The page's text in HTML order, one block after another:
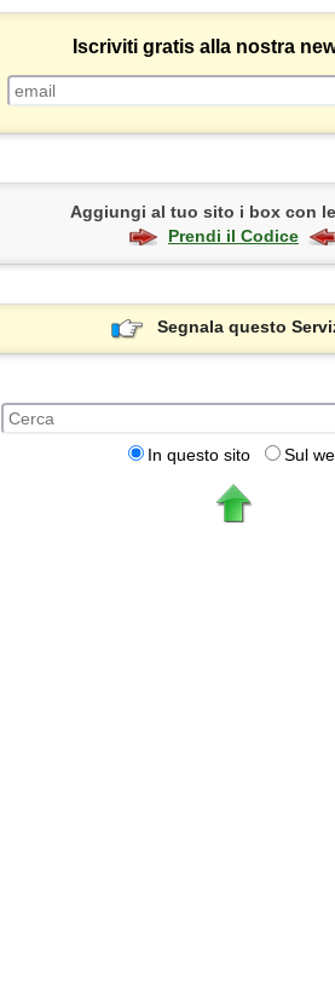
Iscriviti gratis alla nostra
Aggiungi al tuo sito i box con
Prendi il Codice
Segnala questo
In questo sito Sul